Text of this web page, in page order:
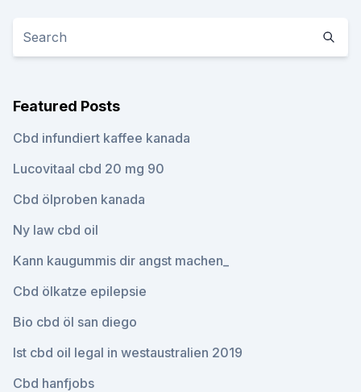
Featured Posts
Cbd infundiert kaffee kanada
Lucovitaal cbd 20 mg 90
Cbd ölproben kanada
Ny law cbd oil
Kann kaugummis dir angst machen_
Cbd ölkatze epilepsie
Bio cbd öl san diego
Ist cbd oil legal in westaustralien 2019
Cbd hanfjobs